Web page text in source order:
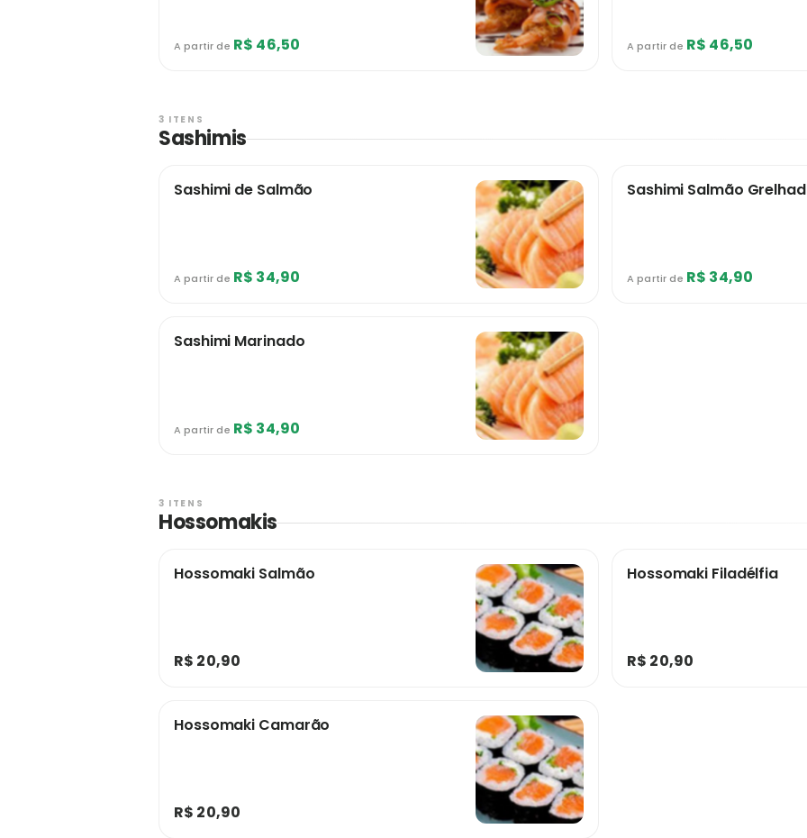
A partir de R$ 46,50 A partir de R$ 46,50
3 ITENS
Sashimis
Sashimi de Salmão
A partir de R$ 34,90
Sashimi Salmão
A partir de R$ 34,90
Sashimi Marinado
A partir de R$ 34,90
3 ITENS
Hossomakis
Hossomaki Salmão
R$ 20,90
Hossomaki Filadélfia
R$ 20,90
Hossomaki Camarão
R$ 20,90